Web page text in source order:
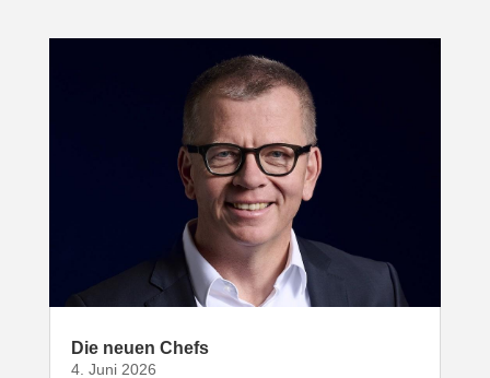
Die neuen Chefs
4. Juni 2026